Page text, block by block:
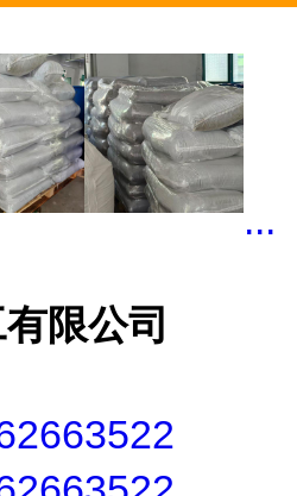
...
限公司